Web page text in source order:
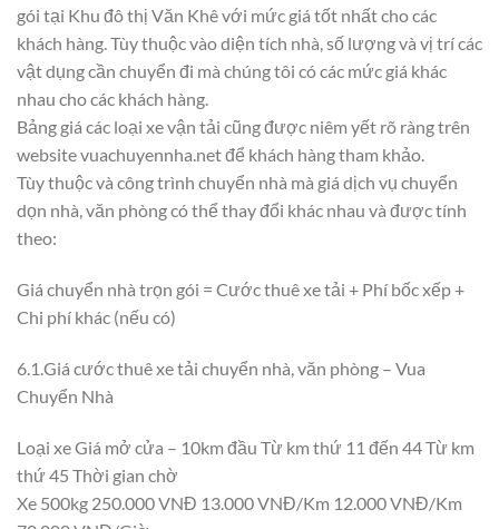
gói tại Khu đô thị Văn Khê với mức giá tốt nhất cho các
khách hàng. Tùy thuộc vào diện tích nhà, số lượng và vị trí các
vật dụng cần chuyển đi mà chúng tôi có các mức giá khác
nhau cho các khách hàng.
Bảng giá các loại xe vận tải cũng được niêm yết rõ ràng trên
website vuachuyennha.net để khách hàng tham khảo.
Tùy thuộc và công trình chuyển nhà mà giá dịch vụ chuyển
dọn nhà, văn phòng có thể thay đổi khác nhau và được tính
theo:
Giá chuyển nhà trọn gói = Cước thuê xe tải + Phí bốc xếp +
Chi phí khác (nếu có)
6.1.Giá cước thuê xe tải chuyển nhà, văn phòng – Vua
Chuyển Nhà
Loại xe Giá mở cửa – 10km đầu Từ km thứ 11 đến 44 Từ km
thứ 45 Thời gian chờ
Xe 500kg 250.000 VNĐ 13.000 VNĐ/Km 12.000 VNĐ/Km